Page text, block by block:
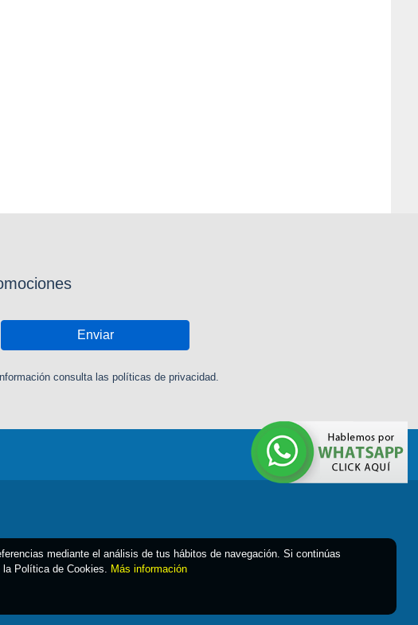
Enviar
consulta las políticas de privacidad.
mediante el análisis de tus hábitos de navegación. Si continúas
Política de Cookies. Más información